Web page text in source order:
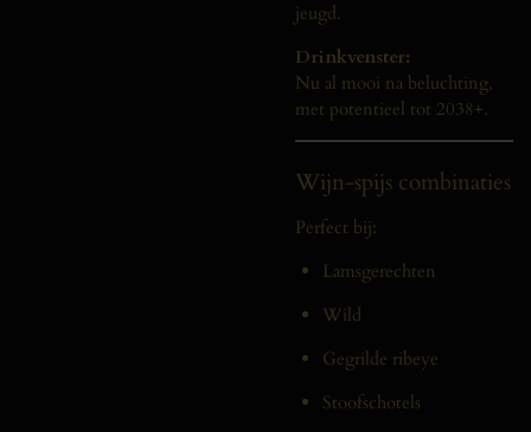
jeugd.
Drinkvenster:
Nu al mooi na beluchting,
met potentieel tot 2038+.
Wijn-spijs combinaties
Perfect bij:
Lamsgerechten
Wild
Gegrilde ribeye
Stoofschotels